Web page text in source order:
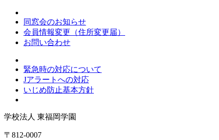
同窓会のお知らせ
会員情報変更（住所変更届）
お問い合わせ
緊急時の対応について
Jアラートへの対応
いじめ防止基本方針
学校法人 東福岡学園
〒812-0007